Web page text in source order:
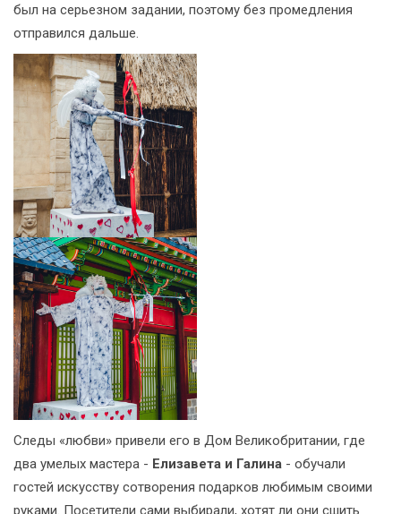
был на серьезном задании, поэтому без промедления
отправился дальше.
Следы «любви» привели его в Дом Великобритании, где
два умелых мастера - Елизавета и Галина - обучали
гостей искусству сотворения подарков любимым своими